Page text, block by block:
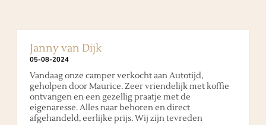
Janny van Dijk
05-08-2024
Vandaag onze camper verkocht aan Autotijd,
geholpen door Maurice. Zeer vriendelijk met koffie
ontvangen en een gezellig praatje met de
eigenaresse. Alles naar behoren en direct
afgehandeld, eerlijke prijs. Wij zijn tevreden